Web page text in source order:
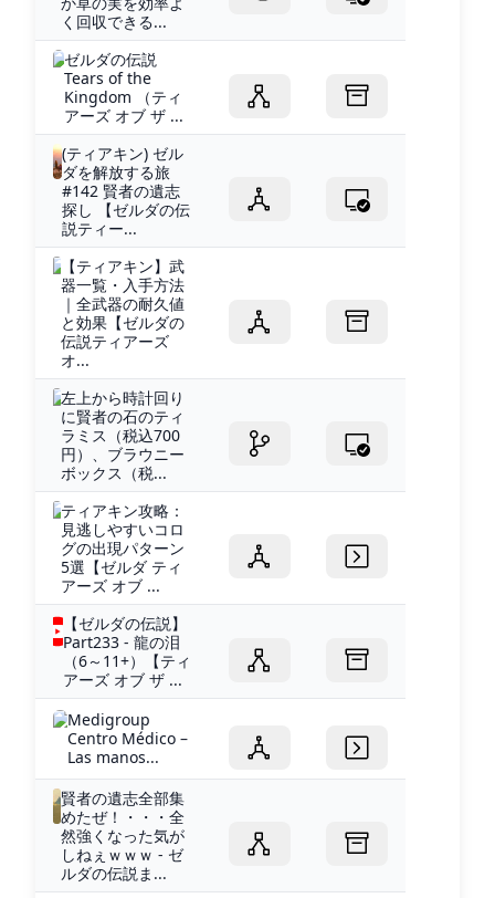
く回収できる...
ゼルダの伝説
Tears of the
Kingdom （ティ
アーズ オブ ザ ...
(ティアキン) ゼル
ダを解放する旅
#142 賢者の遺志
探し 【ゼルダの伝
説ティー...
【ティアキン】武
器一覧・入手方法
｜全武器の耐久値
と効果【ゼルダの
伝説ティアーズ
オ...
左上から時計回り
に賢者の石のティ
ラミス（税込700
円）、ブラウニー
ボックス（税...
ティアキン攻略：
見逃しやすいコロ
グの出現パターン
5選【ゼルダ ティ
アーズ オブ ...
【ゼルダの伝説】
Part233 - 龍の泪
（6～11+）【ティ
アーズ オブ ザ ...
Medigroup
Centro Médico –
Las manos...
賢者の遺志全部集
めたぜ！・・・全
然強くなった気が
しねぇｗｗｗ - ゼ
ルダの伝説ま...